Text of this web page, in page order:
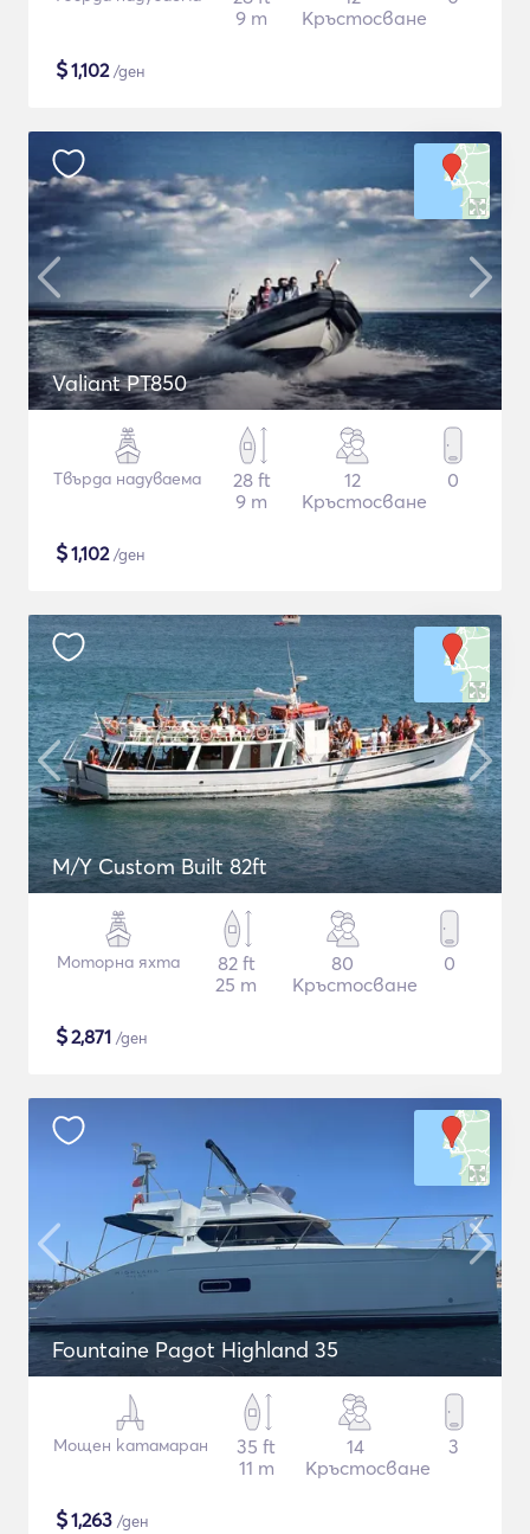
9 m
Кръстосване
$1,102/ден
Valiant PT850
Твърда надуваема
28 ft
9 m
12
Кръстосване
0
$1,102/ден
M/Y Custom Built 82ft
Моторна яхта
82 ft
25 m
80
Кръстосване
0
$2,871 /ден
Fountaine Pagot Highland 35
Мощен катамаран
35 ft
11 m
14
Кръстосване
3
$1,263 /ден